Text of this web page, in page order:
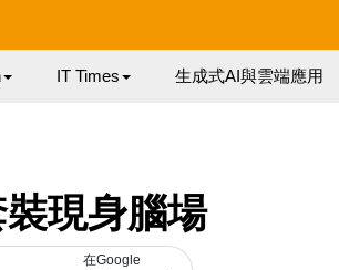
IT Times 生成式AI與雲端應用
現身腦場
在Google